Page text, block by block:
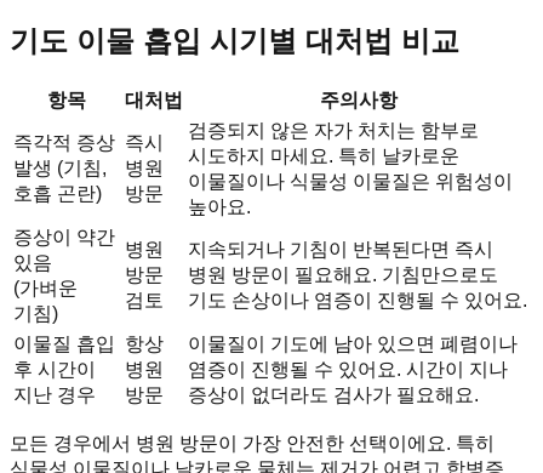
기도 이물 흡입 시기별 대처법 비교
항목 대처법 주의사항
즉각적 증상
발생 (기침,
호흡 곤란)
즉시
병원
방문
검증되지 않은 자가 처치는 함부로
시도하지 마세요. 특히 날카로운
이물질이나 식물성 이물질은 위험성이
높아요.
증상이 약간
있음
(가벼운
기침)
병원
방문
검토
지속되거나 기침이 반복된다면 즉시
병원 방문이 필요해요. 기침만으로도
기도 손상이나 염증이 진행될 수 있어요.
이물질 흡입
후 시간이
지난 경우
항상
병원
방문
이물질이 기도에 남아 있으면 폐렴이나
염증이 진행될 수 있어요. 시간이 지나
증상이 없더라도 검사가 필요해요.
모든 경우에서 병원 방문이 가장 안전한 선택이에요. 특히
식물성 이물질이나 날카로운 물체는 제거가 어렵고 합병증